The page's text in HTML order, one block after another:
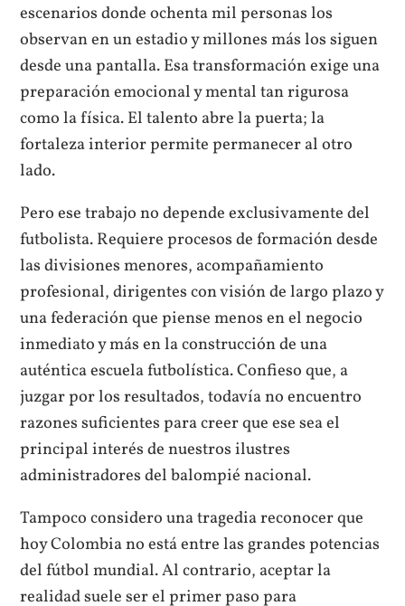
escenarios donde ochenta mil personas los
observan en un estadio y millones más los siguen
desde una pantalla. Esa transformación exige una
preparación emocional y mental tan rigurosa
como la física. El talento abre la puerta; la
fortaleza interior permite permanecer al otro
lado.
Pero ese trabajo no depende exclusivamente del
futbolista. Requiere procesos de formación desde
las divisiones menores, acompañamiento
profesional, dirigentes con visión de largo plazo y
una federación que piense menos en el negocio
inmediato y más en la construcción de una
auténtica escuela futbolística. Confieso que, a
juzgar por los resultados, todavía no encuentro
razones suficientes para creer que ese sea el
principal interés de nuestros ilustres
administradores del balompié nacional.
Tampoco considero una tragedia reconocer que
hoy Colombia no está entre las grandes potencias
del fútbol mundial. Al contrario, aceptar la
realidad suele ser el primer paso para